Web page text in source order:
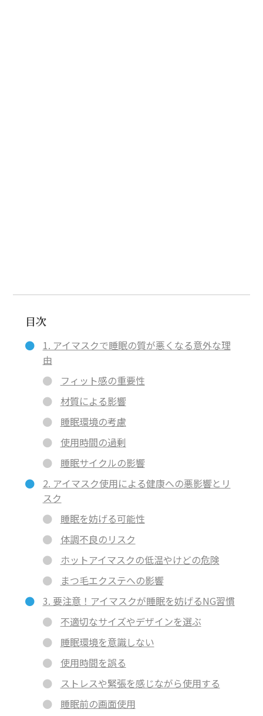
目次
1. アイマスクで睡眠の質が悪くなる意外な理
由
フィット感の重要性
材質による影響
睡眠環境の考慮
使用時間の過剰
睡眠サイクルの影響
2. アイマスク使用による健康への悪影響とリ
スク
睡眠を妨げる可能性
体調不良のリスク
ホットアイマスクの低温やけどの危険
まつ毛エクステへの影響
3. 要注意！アイマスクが睡眠を妨げるNG習慣
不適切なサイズやデザインを選ぶ
睡眠環境を意識しない
使用時間を誤る
ストレスや緊張を感じながら使用する
睡眠前の画面使用